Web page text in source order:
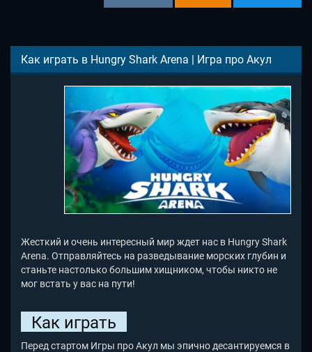
Как играть в Hungry Shark Arena | Игра про Акул
Жесткий и очень интересный мир ждет нас в Hungry Shark
Arena. Отправляйтесь на разведывание морских глубин и
станьте настолько большим хищником, чтобы никто не
мог встать у вас на пути!
Как играть
Перед стартом Игры про Акул мы эпично десантируемся в